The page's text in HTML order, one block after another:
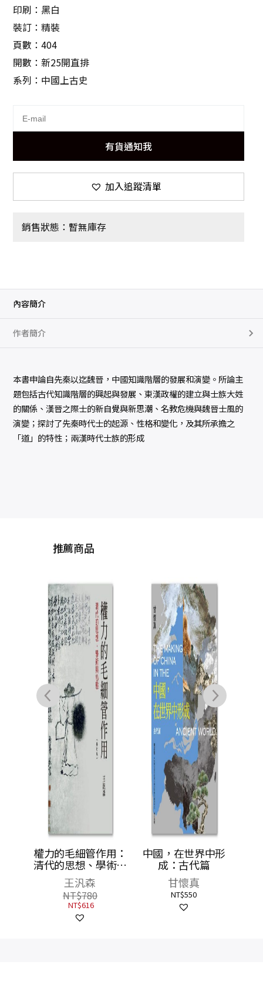
印刷：黑白
裝訂：精裝
頁數：404
開數：新25開直排
系列：中國上古史
有貨通知我
加入追蹤清單
銷售狀態：暫無庫存
內容簡介
作者簡介
本書申論自先秦以迄魏晉，中國知識階層的發展和演變。所論主
題包括古代知識階層的興起與發展、東漢政權的建立與士族大姓
的關係、漢晉之際士的新自覺與新思潮、名教危機與魏晉士風的
演變；探討了先秦時代士的起源、性格和變化，及其所承擔之
「道」的特性；兩漢時代士族的形成
推薦商品
權力的毛細管作用：
清代的思想、學術與
心態（修訂版）
王汎森
NT$780
NT$616
中國，在世界中形
成：古代篇
甘懷真
NT$550